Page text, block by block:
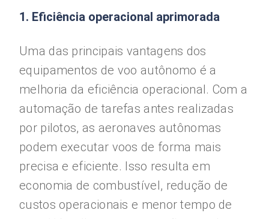
1. Eficiência operacional aprimorada
Uma das principais vantagens dos
equipamentos de voo autônomo é a
melhoria da eficiência operacional. Com a
automação de tarefas antes realizadas
por pilotos, as aeronaves autônomas
podem executar voos de forma mais
precisa e eficiente. Isso resulta em
economia de combustível, redução de
custos operacionais e menor tempo de